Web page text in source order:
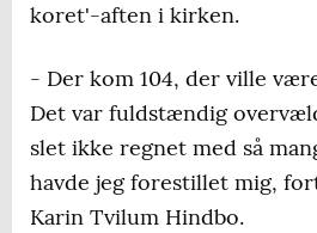
koret'-aften i kirken.
- Der kom 104, der ville
Det var fuldstændig
slet ikke regnet med så
havde jeg forestillet mig,
Karin Tvilum Hindbo.